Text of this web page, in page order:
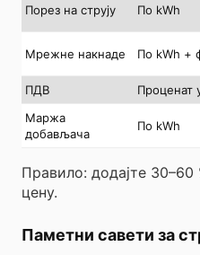
Порез на струју По kWh
Мрежне накнаде По kWh +
ПДВ
Проценат
Маржа
добављача
По kWh
Правило: додајте 30–60
цену.
Паметни савети за